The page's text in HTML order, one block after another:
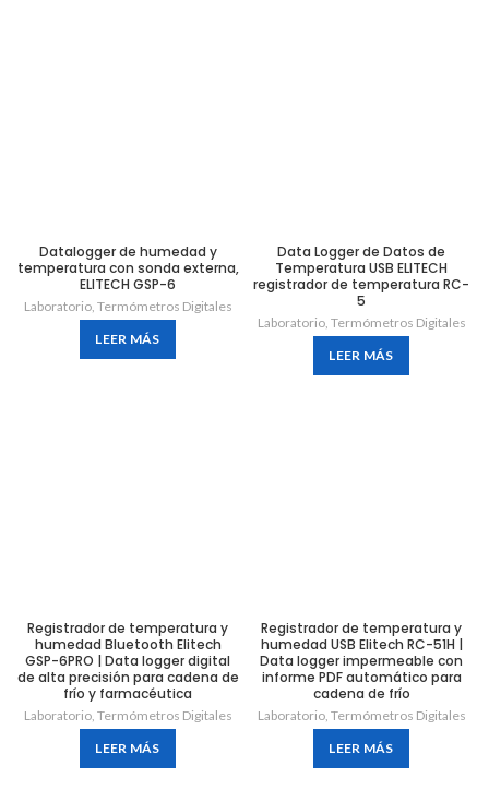
Datalogger de humedad y
temperatura con sonda externa,
ELITECH GSP-6
Laboratorio, Termómetros Digitales
LEER MÁS
Data Logger de Datos de
Temperatura USB ELITECH
registrador de temperatura RC-
5
Laboratorio, Termómetros Digitales
LEER MÁS
Registrador de temperatura y
humedad Bluetooth Elitech
GSP-6PRO | Data logger digital
de alta precisión para cadena de
frío y farmacéutica
Laboratorio, Termómetros Digitales
LEER MÁS
Registrador de temperatura y
humedad USB Elitech RC-51H |
Data logger impermeable con
informe PDF automático para
cadena de frío
Laboratorio, Termómetros Digitales
LEER MÁS